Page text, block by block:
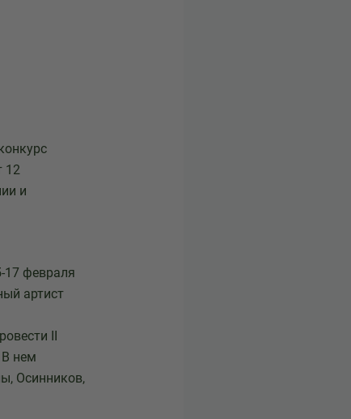
12
и
17 февраля
артист
II
В нем
Осинников,